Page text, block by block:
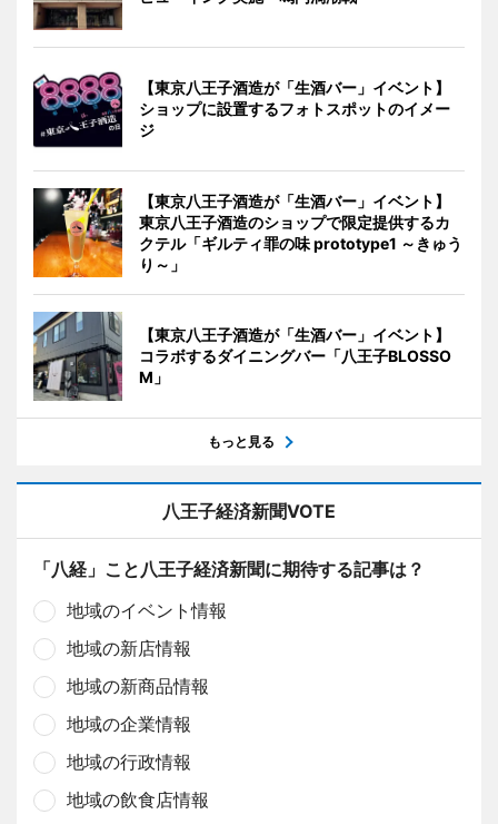
【東京八王子酒造が「生酒バー」イベント】
ショップに設置するフォトスポットのイメー
ジ
【東京八王子酒造が「生酒バー」イベント】
東京八王子酒造のショップで限定提供するカ
クテル「ギルティ罪の味 prototype1 ～きゅう
り～」
【東京八王子酒造が「生酒バー」イベント】
コラボするダイニングバー「八王子BLOSSO
M」
もっと見る
八王子経済新聞VOTE
「八経」こと八王子経済新聞に期待する記事は？
地域のイベント情報
地域の新店情報
地域の新商品情報
地域の企業情報
地域の行政情報
地域の飲食店情報